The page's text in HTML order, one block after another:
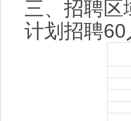
三、招聘区
计划招聘